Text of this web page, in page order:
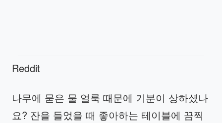
Reddit
나무에 묻은 물 얼룩 때문에 기분이 상하셨나
요? 잔을 들었을 때 좋아하는 테이블에 끔찍